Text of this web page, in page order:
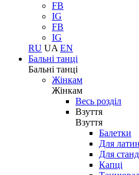
FB
IG
FB
IG
RU UA EN
Бальні танці
Бальні танці
Жінкам
Жінкам
Весь розділ
Взуття
Взуття
Балетки
Для
Для
Капці